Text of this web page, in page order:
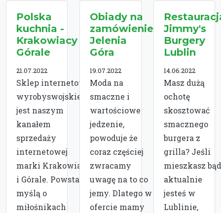
Polska
kuchnia -
Krakowiacy i
Górale
21.07.2022
Sklep internetowy
wyrobyswojskie.pl
jest naszym
kanałem
sprzedaży
internetowej
marki Krakowiacy
i Górale. Powstał z
myślą o
miłośnikach
Obiady na
zamówienie
Jelenia
Góra
19.07.2022
Moda na
smaczne i
wartościowe
jedzenie,
powoduje że
coraz częściej
zwracamy
uwagę na to co
jemy. Dlatego w
ofercie mamy
Jimmy's
Burgery
Lublin
14.06.2022
Masz dużą
ochotę
skosztować
smacznego
burgera z
grilla? Jeśli
mieszkasz
aktualnie
jesteś w
Lublinie,